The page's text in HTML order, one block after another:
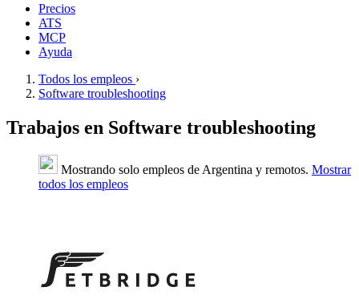
Precios
ATS
MCP
Ayuda
Todos los empleos ›
Software troubleshooting
Trabajos en Software troubleshooting
Mostrando solo empleos de Argentina y remotos. Mostrar
todos los empleos